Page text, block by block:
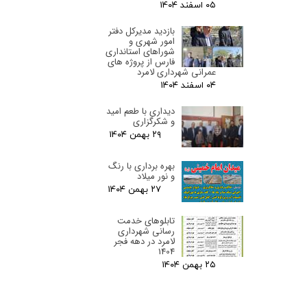
۰۵ اسفند ۰۴
بازدید مدیرکل دفتر
امور شهری و
شوراهای استانداری
فارس از پروژه های
عمرانی شهرداری لامرد
۰۴ اسفند ۰۴
دیداری با طعم امید
و شکرگزاری
۲۹ بهمن ۰۴
بهره برداری با رنگ
و نور میلاد
۲۷ بهمن ۰۴
تابلوهای خدمت
رسانی شهرداری
لامرد در دهه فجر
1404
۲۵ بهمن ۰۴